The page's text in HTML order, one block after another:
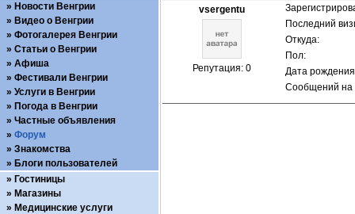
vsergentu
Репутация: 0
Последний
Откуда:
Пол:
Дата
Сообщений на
Новости Венгрии
Видео о Венгрии
Фотогалерея Венгрии
Статьи о Венгрии
Афиша
Фестивали Венгрии
Услуги в Венгрии
Погода в Венгрии
Частные объявления
Форум
Знакомства
Блоги пользователей
Гостиницы
Магазины
Медицинские услуги